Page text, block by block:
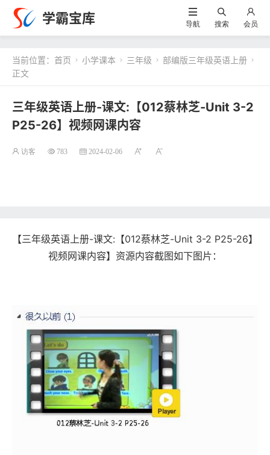
学霸宝库 导航 搜索 会员
当前位置： 首页  小学课本  三年级  部编版三年级英语上册 
正文
三年级英语上册-课文:【012蔡林芝-Unit 3-2
P25-26】视频网课内容
访客 783 2024-02-06
【三年级英语上册-课文:【012蔡林芝-Unit 3-2 P25-26】
视频网课内容】资源内容截图如下图片：